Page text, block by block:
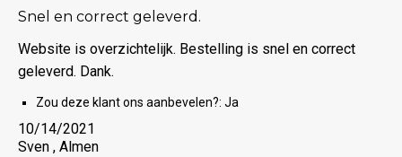
Snel en correct geleverd.
Website is overzichtelijk. Bestelling is snel en correct
geleverd. Dank.
Zou deze klant ons aanbevelen?: Ja
10/14/2021
Sven , Almen